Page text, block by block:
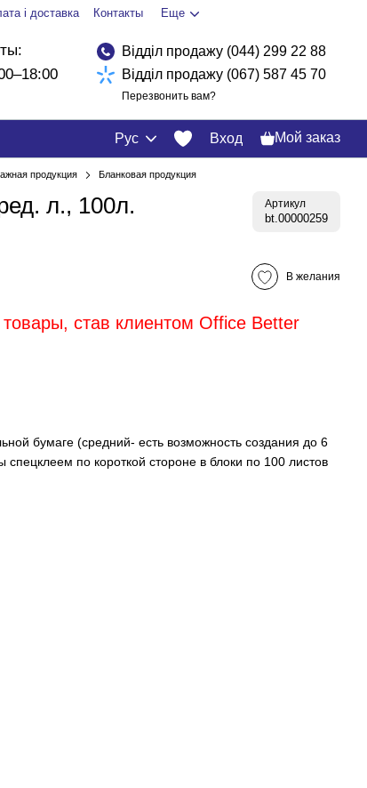
і доставка Контакты Еще
Відділ продажу (044) 299 22 88
Відділ продажу (067) 587 45 70
Перезвонить вам?
Рус Вход Мой заказ
продукция Бланковая продукция
л., 100л. Артикул
bt.00000259
В желания
став клиентом Office Better
бумаге (средний- есть возможность создания до 6
по короткой стороне в блоки по 100 листов